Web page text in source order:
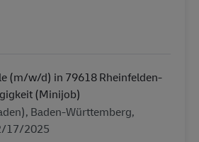
(m/w/d) in 79618 Rheinfelden-
(Minijob)
Baden-Württemberg,
Date
17/2025